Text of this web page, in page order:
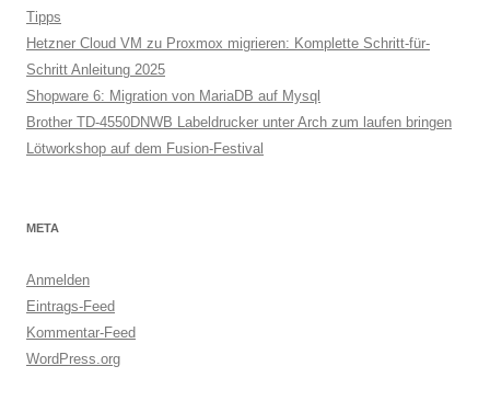
Tipps
Hetzner Cloud VM zu Proxmox migrieren: Komplette Schritt-für-
Schritt Anleitung 2025
Shopware 6: Migration von MariaDB auf Mysql
Brother TD-4550DNWB Labeldrucker unter Arch zum laufen bringen
Lötworkshop auf dem Fusion-Festival
META
Anmelden
Eintrags-Feed
Kommentar-Feed
WordPress.org